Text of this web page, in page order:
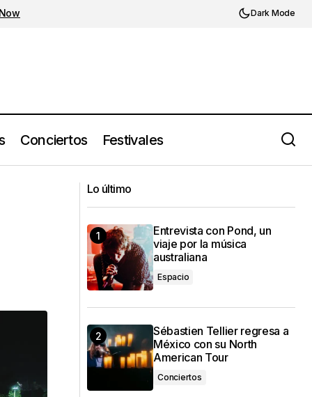
Dark Mode
Conciertos Festivales
jazz en Guadalajara
Lo último
Entrevista con Pond, un
viaje por la música
australiana
Espacio
Sébastien Tellier regresa a
México con su North
American Tour
Conciertos